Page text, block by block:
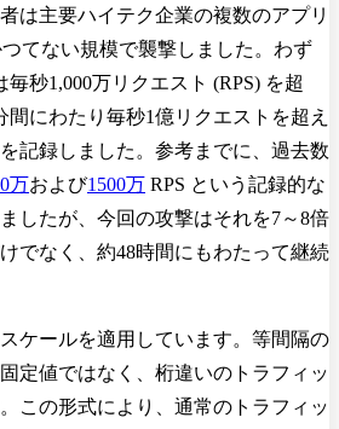
は主要ハイテク企業の複数のアプリ
てない規模で襲撃しました。わず
秒1,000万リクエスト (RPS) を超
間にわたり毎秒1億リクエストを超え
記録しました。参考までに、過去数
万および1500万 RPS という記録的な
したが、今回の攻撃はそれを7～8倍
でなく、約48時間にもわたって継続
ケールを適用しています。等間隔の
定値ではなく、桁違いのトラフィッ
この形式により、通常のトラフィッ